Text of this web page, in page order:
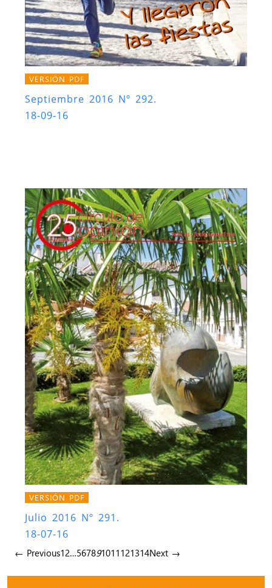
VERSIÓN PDF
Septiembre 2016 Nº 292.
18-09-16
VERSIÓN PDF
Julio 2016 Nº 291.
18-07-16
← Previous12…567891011121314Next →